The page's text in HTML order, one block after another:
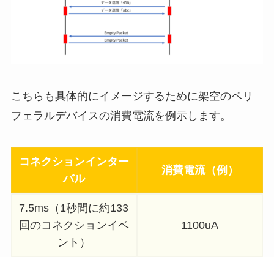
こちらも具体的にイメージするために架空のペリ
フェラルデバイスの消費電流を例示します。
コネクションインター
バル
消費電流（例）
7.5ms（1秒間に約133
回のコネクションイベ
ント）
1100uA